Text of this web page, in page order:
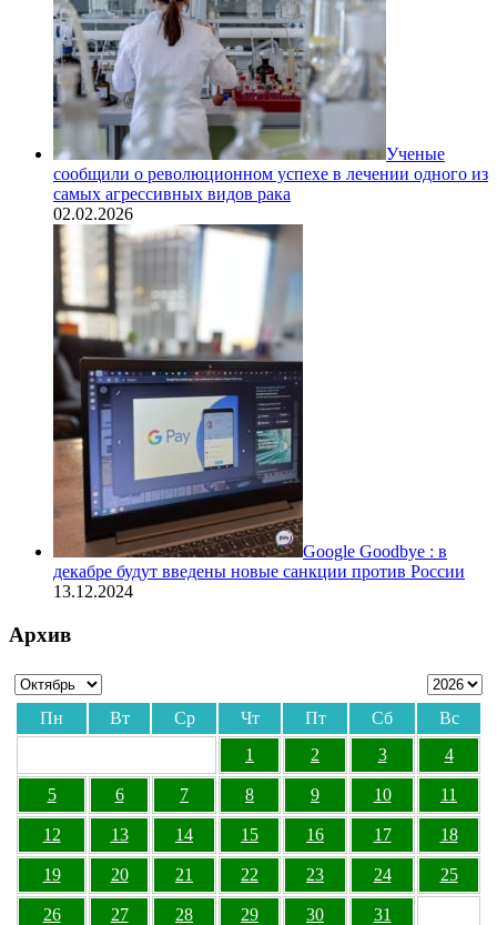
Ученые
сообщили о революционном успехе в лечении одного из
самых агрессивных видов рака
02.02.2026
Google Goodbye : в
декабре будут введены новые санкции против России
13.12.2024
Архив
Пн Вт Ср Чт Пт Сб
Вс
1
2 3 4
5 6 7 8 9 10 11
12 13 14 15 16 17 18
19 20 21 22 23 24 25
26 27 28 29 30 31